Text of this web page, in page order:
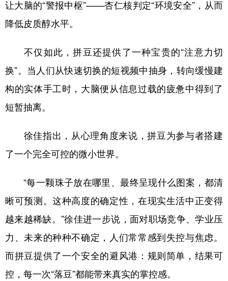
让大脑的“警报中枢”——杏仁核判定“环境安全”，从而
降低皮质醇水平。
不仅如此，拼豆还提供了一种宝贵的“注意力切
换”。当人们从快速切换的短视频中抽身，转向缓慢建
构的实体手工时，大脑便从信息过载的疲惫中得到了
短暂抽离。
徐佳指出，从心理角度来说，拼豆为参与者搭建
了一个完全可控的微小世界。
“每一颗珠子放在哪里、最终呈现什么图案，都清
晰可预测。这种高度的确定性，在现实生活中正变得
越来越稀缺。”徐佳进一步说，面对职场竞争、学业压
力、未来的种种不确定，人们常常感到失控与焦虑。
而拼豆提供了一个安全的避风港：规则简单，结果可
控，每一次“落豆”都能带来真实的掌控感。